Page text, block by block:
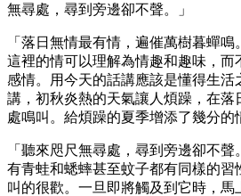
無尋處，尋到旁邊卻不聲。」
「落日無情最有情，遍催萬樹暮蟬鳴
這裡的情可以理解為情趣和趣味，而
感情。用今天的話講應該是懂得生活
講，初秋炎熱的天氣讓人煩躁，在落
處鳴叫。給煩躁的夏季增添了幾分的
「聽來咫尺無尋處，尋到旁邊卻不
有青蛙和蟋蟀甚至蚊子都有同樣的習
叫的很歡。一旦即將觸及到它時，馬